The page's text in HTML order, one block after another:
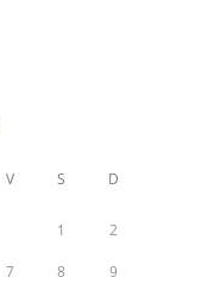
V S D
1 2
7 8 9